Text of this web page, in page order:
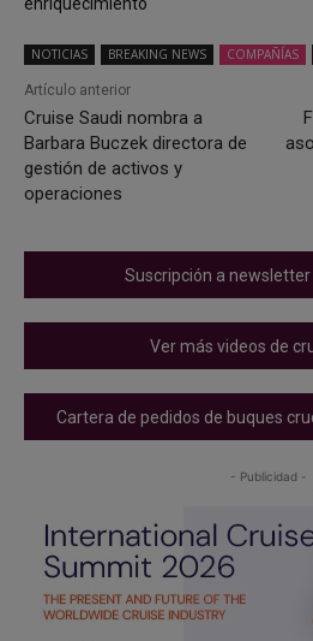
NOTICIAS BREAKING NEWS COMPAÑÍAS
Artículo anterior
Cruise Saudi nombra a
Barbara Buczek directora de
gestión de activos y
operaciones
Suscripción a newsletter
Ver más videos de
Cartera de pedidos de buques
- Publicidad -